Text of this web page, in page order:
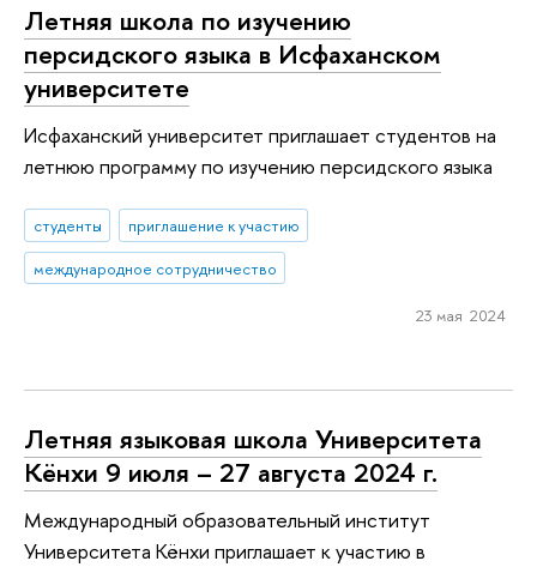
Летняя школа по изучению
персидского языка в Исфаханском
университете
Исфаханский университет приглашает студентов на
летнюю программу по изучению персидского языка
студенты
приглашение к участию
международное сотрудничество
23 мая 2024
Летняя языковая школа Университета
Кёнхи 9 июля – 27 августа 2024 г.
Международный образовательный институт
Университета Кёнхи приглашает к участию в